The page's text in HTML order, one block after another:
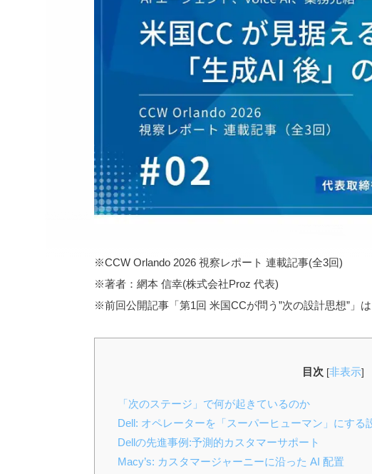
※CCW Orlando 2026 視察レポート 連載記事(全3回)
※著者：網本 信幸(株式会社Proz 代表)
※前回公開記事「第1回 米国CCが問う”次の設計思想”」は
目次 [非表示]
「次のステージ」で何が起きているのか
Dell: オペレーターを「スーパーヒューマン」にする
Dellの先進事例:予測的カスタマーサポート
Macy’s: カスタマージャーニーに沿った AI 配置